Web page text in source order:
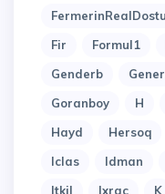
FermerinRealDostu
Fir
Formul1
Genderb
Goranboy
H
Hayd
Hersoq
Iclas
Idman
Itkil
Ixrac K